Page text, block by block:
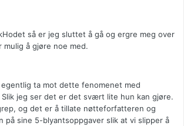
så er jeg sluttet å gå og ergre meg over
mulig å gjøre noe med.
egentlig ta mot dette fenomenet med
jeg ser det er det svært lite hun kan gjøre.
og det er å tillate nøtteforfatteren og
på sine 5-blyantsoppgaver slik at vi slipper å